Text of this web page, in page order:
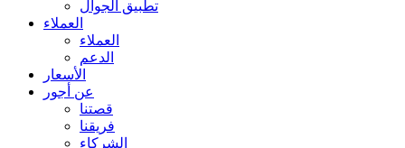
تطبيق الجوال
العملاء
العملاء
الدعم
الأسعار
عن أجور
قصتنا
فريقنا
الشركاء